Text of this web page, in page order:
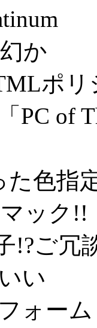
か
ポリ
「PC of
た色指
ック!!
!?ご
い
ォーム